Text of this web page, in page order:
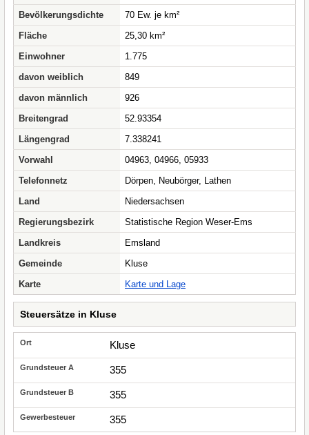
Bevölkerungsdichte
70 Ew. je km²
Fläche
25,30 km²
Einwohner
1.775
davon weiblich
849
davon männlich
926
Breitengrad
52.93354
Längengrad
7.338241
Vorwahl
04963, 04966, 05933
Telefonnetz
Dörpen, Neubörger, Lathen
Land
Niedersachsen
Regierungsbezirk
Statistische Region Weser-Ems
Landkreis
Emsland
Gemeinde
Kluse
Karte
Karte und Lage
Steuersätze in Kluse
Kluse
355
355
355